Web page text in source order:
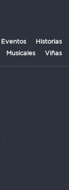
Eventos
Historias
Musicales
Viñas